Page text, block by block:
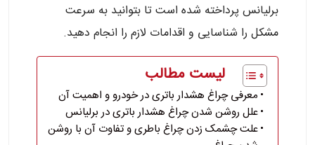
برلیانس پرداخته شده است تا بتوانید به سرعت
مشکل را شناسایی و اقدامات لازم را انجام دهید.
لیست مطالب
معرفی چراغ هشدار باتری در خودرو و اهمیت آن
علل روشن شدن چراغ هشدار باتری در برلیانس
علت چشمک زدن چراغ باطری و تفاوت آن با روشن